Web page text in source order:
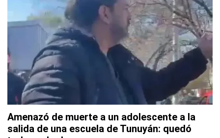
Amenazó de muerte a un adolescente a la
salida de una escuela de Tunuyán: quedó